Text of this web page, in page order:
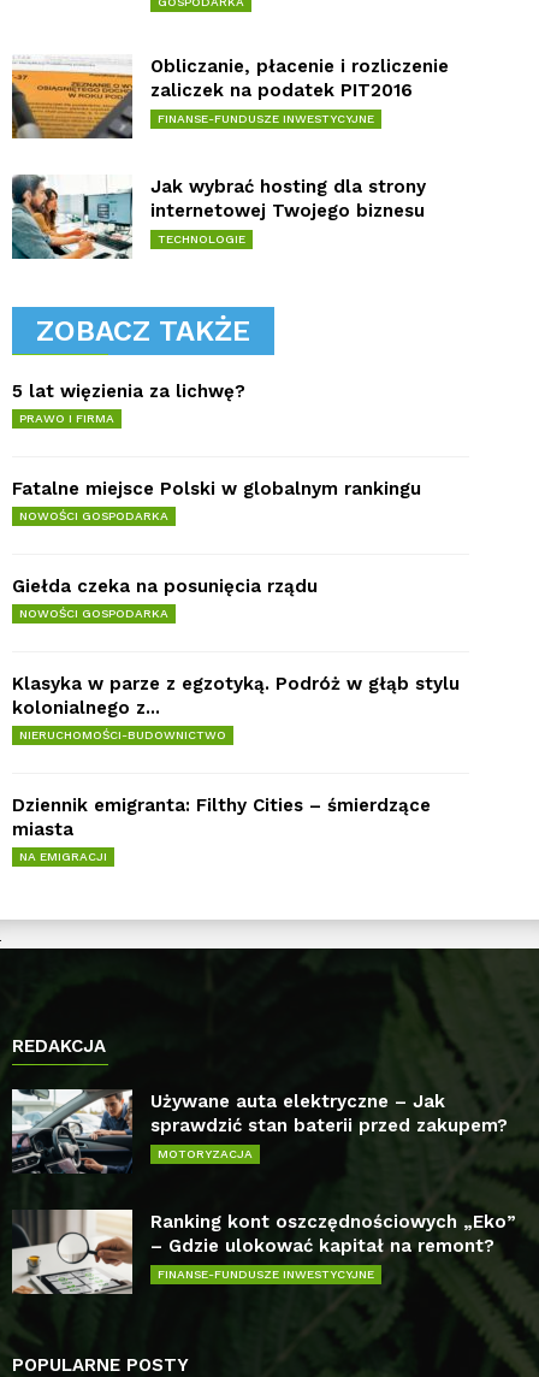
Obliczanie, płacenie i rozliczenie
zaliczek na podatek PIT2016
FINANSE-FUNDUSZE INWESTYCYJNE
Jak wybrać hosting dla strony
internetowej Twojego biznesu
TECHNOLOGIE
ZOBACZ TAKŻE
5 lat więzienia za lichwę?
PRAWO I FIRMA
Fatalne miejsce Polski w globalnym rankingu
NOWOŚCI GOSPODARKA
Giełda czeka na posunięcia rządu
NOWOŚCI GOSPODARKA
Klasyka w parze z egzotyką. Podróż w głąb stylu
kolonialnego z...
NIERUCHOMOŚCI-BUDOWNICTWO
Dziennik emigranta: Filthy Cities – śmierdzące
miasta
NA EMIGRACJI
REDAKCJA
Używane auta elektryczne – Jak
sprawdzić stan baterii przed zakupem?
MOTORYZACJA
Ranking kont oszczędnościowych „Eko”
– Gdzie ulokować kapitał na remont?
FINANSE-FUNDUSZE INWESTYCYJNE
POPULARNE POSTY